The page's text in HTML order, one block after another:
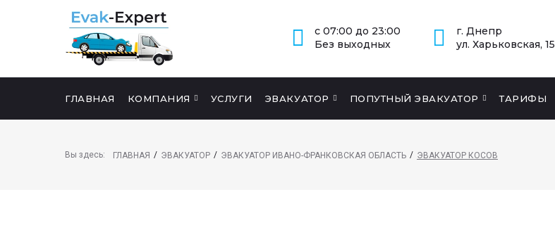
с 07:00 до 23:00
Без выходных
г. Днепр
ул. Харьковская, 15
ГЛАВНАЯ КОМПАНИЯ УСЛУГИ ЭВАКУАТОР ПОПУТНЫЙ ЭВАКУАТОР ТАРИФЫ
Вы здесь: ГЛАВНАЯ / ЭВАКУАТОР / ЭВАКУАТОР ИВАНО-ФРАНКОВСКАЯ ОБЛАСТЬ / ЭВАКУАТОР КОСОВ
ПОИСК НА САЙТЕ